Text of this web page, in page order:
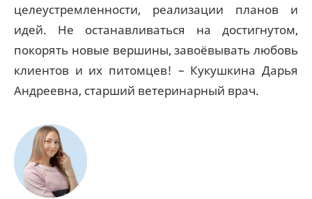
целеустремленности, реализации планов и
идей. Не останавливаться на достигнутом,
покорять новые вершины, завоёвывать любовь
клиентов и их питомцев! – Кукушкина Дарья
Андреевна, старший ветеринарный врач.